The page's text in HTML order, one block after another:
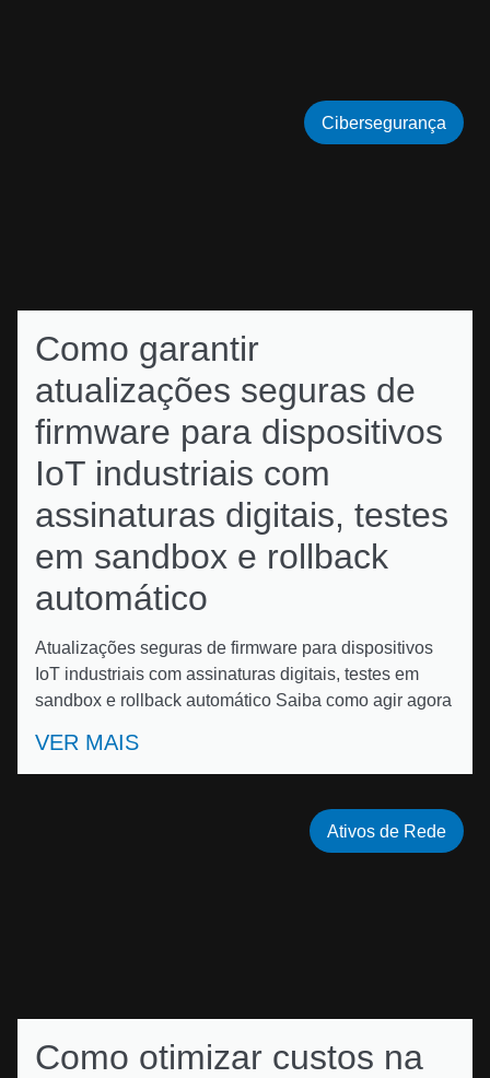
Como garantir
atualizações seguras de
firmware para dispositivos
IoT industriais com
assinaturas digitais, testes
em sandbox e rollback
automático
Atualizações seguras de firmware para dispositivos
IoT industriais com assinaturas digitais, testes em
sandbox e rollback automático Saiba como agir agora
VER MAIS
Cibersegurança
Como otimizar custos na
Ativos de Rede